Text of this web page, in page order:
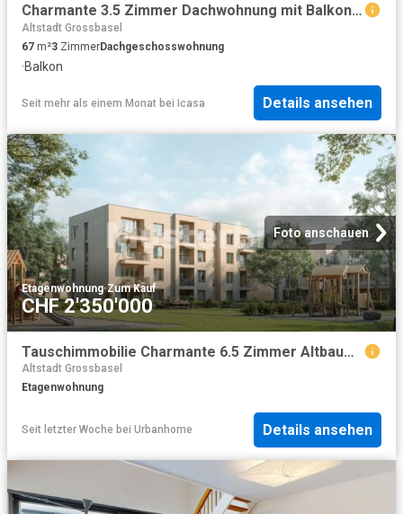
Charmante 3.5 Zimmer Dachwohnung mit Balkon an ruhiger Lage in Basel
Altstadt Grossbasel
67 m²3 ZimmerDachgeschosswohnung
·Balkon
Seit mehr als einem Monat bei Icasa Details ansehen
Foto anschauen
Etagenwohnung·Zum Kauf
CHF 2'350'000
Tauschimmobilie Charmante 6.5 Zimmer Altbauwohnung im Herzen von Basel
Altstadt Grossbasel
Etagenwohnung
Seit letzter Woche bei Urbanhome Details ansehen